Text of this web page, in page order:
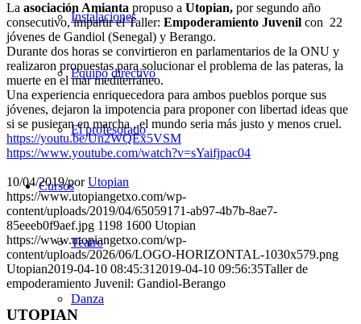
Instalaciones
Equipo directivo
El profesorado
Cursos
Teatro
Danza
La asociación Amianta propuso a Utopian, por segundo año
consecutivo, impartir el Taller: Empoderamiento Juvenil con 22
jóvenes de Gandiol (Senegal) y Berango.
Durante dos horas se convirtieron en parlamentarios de la ONU y
realizaron propuestas para solucionar el problema de las pateras, la
muerte en el mar mediterráneo.
Una experiencia enriquecedora para ambos pueblos porque sus
jóvenes, dejaron la impotencia para proponer con libertad ideas que
si se pusieran en marcha , el mundo seria más justo y menos cruel.
https://youtu.be/Un2WQEx5VSM
https://www.youtube.com/watch?v=sYaifjpac04
10/04/2019/porUtopian
https://www.utopiangetxo.com/wp-
content/uploads/2019/04/65059171-ab97-4b7b-8ae7-
85eeeb0f9aef.jpg 1198 1600 Utopian
https://www.utopiangetxo.com/wp-
content/uploads/2026/06/LOGO-HORIZONTAL-1030x579.png
Utopian2019-04-10 08:45:31 2019-04-10 09:56:35Taller de
empoderamiento Juvenil: Gandiol-Berango
UTOPIAN